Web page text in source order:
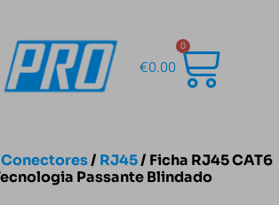
€0.00
0
Conectores/ RJ45/ Ficha RJ45 CAT6
Passante Blindado